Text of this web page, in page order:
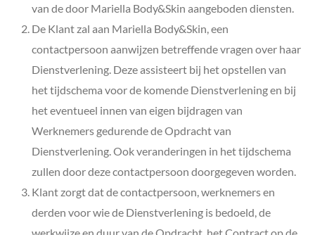
van de door Mariella Body&Skin aangeboden diensten.
De Klant zal aan Mariella Body&Skin, een
contactpersoon aanwijzen betreffende vragen over haar
Dienstverlening. Deze assisteert bij het opstellen van
het tijdschema voor de komende Dienstverlening en bij
het eventueel innen van eigen bijdragen van
Werknemers gedurende de Opdracht van
Dienstverlening. Ook veranderingen in het tijdschema
zullen door deze contactpersoon doorgegeven worden.
Klant zorgt dat de contactpersoon, werknemers en
derden voor wie de Dienstverlening is bedoeld, de